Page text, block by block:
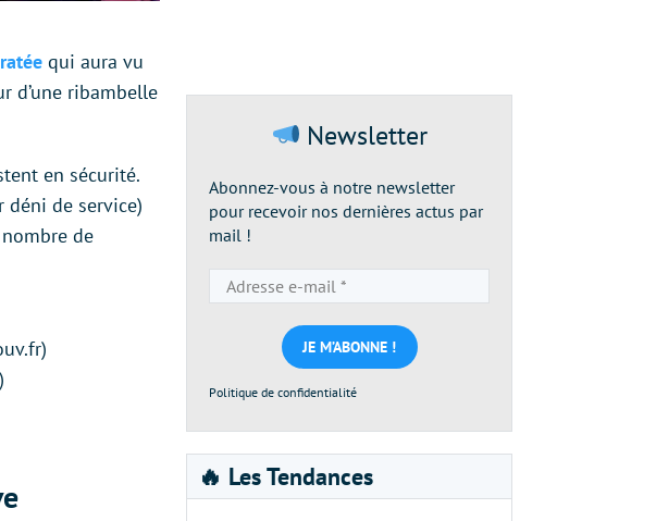
qui aura vu
d’une ribambelle
en sécurité.
déni de service)
de
Newsletter
Abonnez-vous à notre newsletter
pour recevoir nos dernières actus par
mail !
e-
mail
*
Politique de confidentialité
🔥 Les Tendances